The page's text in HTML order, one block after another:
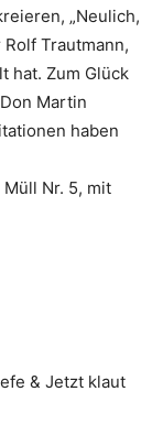
„Neulich,
Trautmann,
hat. Zum Glück
Martin
haben
Müll Nr. 5, mit
& Jetzt klaut